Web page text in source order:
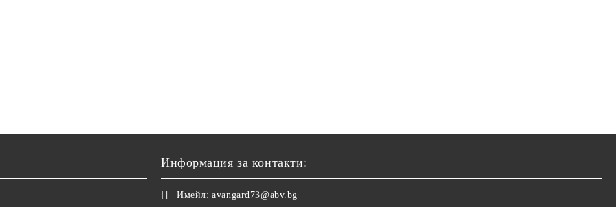
Информация за контакти:
Имейл: avangard73@abv.bg